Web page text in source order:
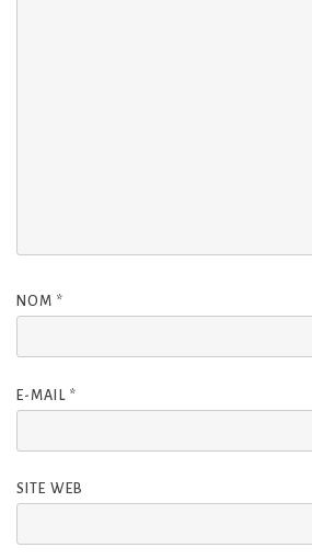
NOM *
E-MAIL *
SITE WEB